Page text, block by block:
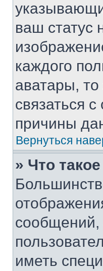
ваш статус
каждого
аватары,
связаться
причины
Вернуться
» Что
сообщений,
иметь